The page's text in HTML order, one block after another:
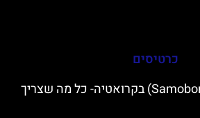
כרטיסים
העיירה סאמובור (Samobor) בקרואטיה- כל מה שצריך